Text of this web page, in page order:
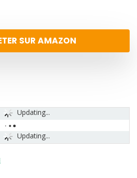
SUR AMAZON
Updating...
Updating...